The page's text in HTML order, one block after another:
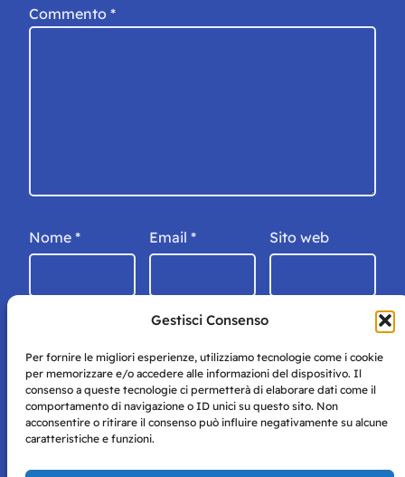
Gestisci Consenso
Per fornire le migliori esperienze, utilizziamo tecnologie come i cookie
per memorizzare e/o accedere alle informazioni del dispositivo. Il
consenso a queste tecnologie ci permetterà di elaborare dati come il
comportamento di navigazione o ID unici su questo sito. Non
acconsentire o ritirare il consenso può influire negativamente su alcune
caratteristiche e funzioni.
Commento *
Nome * Email * Sito web